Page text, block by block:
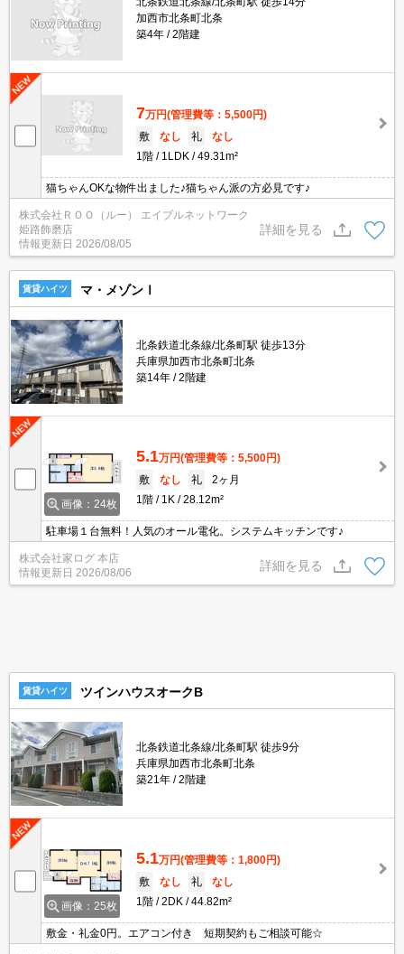
加西市北条町北条
築4年
2階建
7万円(管理費等：5,500円)
敷
なし 礼
なし
1階
1LDK 49.31m²
猫ちゃんOKな物件出ました♪猫ちゃん派の方必見です♪
株式会社ＲＯＯ（ルー） エイブルネットワーク
姫路飾磨店
情報更新日 2026/08/05
詳細を見る
賃貸ハイツ マ・メゾンⅠ
北条鉄道北条線/北条町駅 徒歩13分
兵庫県加西市北条町北条
築14年
2階建
画像：24枚
5.1万円(管理費等：5,500円)
敷
なし 礼
2ヶ月
1階
1K 28.12m²
駐車場１台無料！人気のオール電化。システムキッチンです♪
株式会社家ログ 本店
情報更新日 2026/08/06
詳細を見る
賃貸ハイツ ツインハウスオークB
北条鉄道北条線/北条町駅 徒歩9分
兵庫県加西市北条町北条
築21年
2階建
画像：25枚
5.1万円(管理費等：1,800円)
敷
なし 礼
なし
1階
2DK 44.82m²
敷金・礼金0円。エアコン付き 短期契約もご相談可能☆